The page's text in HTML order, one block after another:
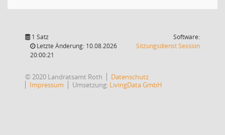
1 Satz
Letzte Änderung: 10.08.2026
20:00:21
Software:
SitzungsdienstSession(Wird in
© 2020 Landratsamt Roth
Datenschutz
Impressum
Umsetzung: LivingData GmbH